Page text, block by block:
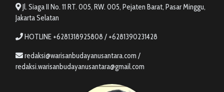
Jl. Siaga II No. 11 RT. 005, RW. 005, Pejaten Barat, Pasar Minggu,
Jakarta Selatan
HOTLINE +6281318925808 / +6281390231428
redaksi@warisanbudayanusantara.com /
redaksi.warisanbudayanusantara@gmail.com